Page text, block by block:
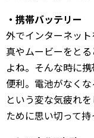
・携帯バッテリー
外でインターネッ
真やムービーをと
よね。そんな時に
便利。電池がなく
という変な気疲れ
ために思い切って持